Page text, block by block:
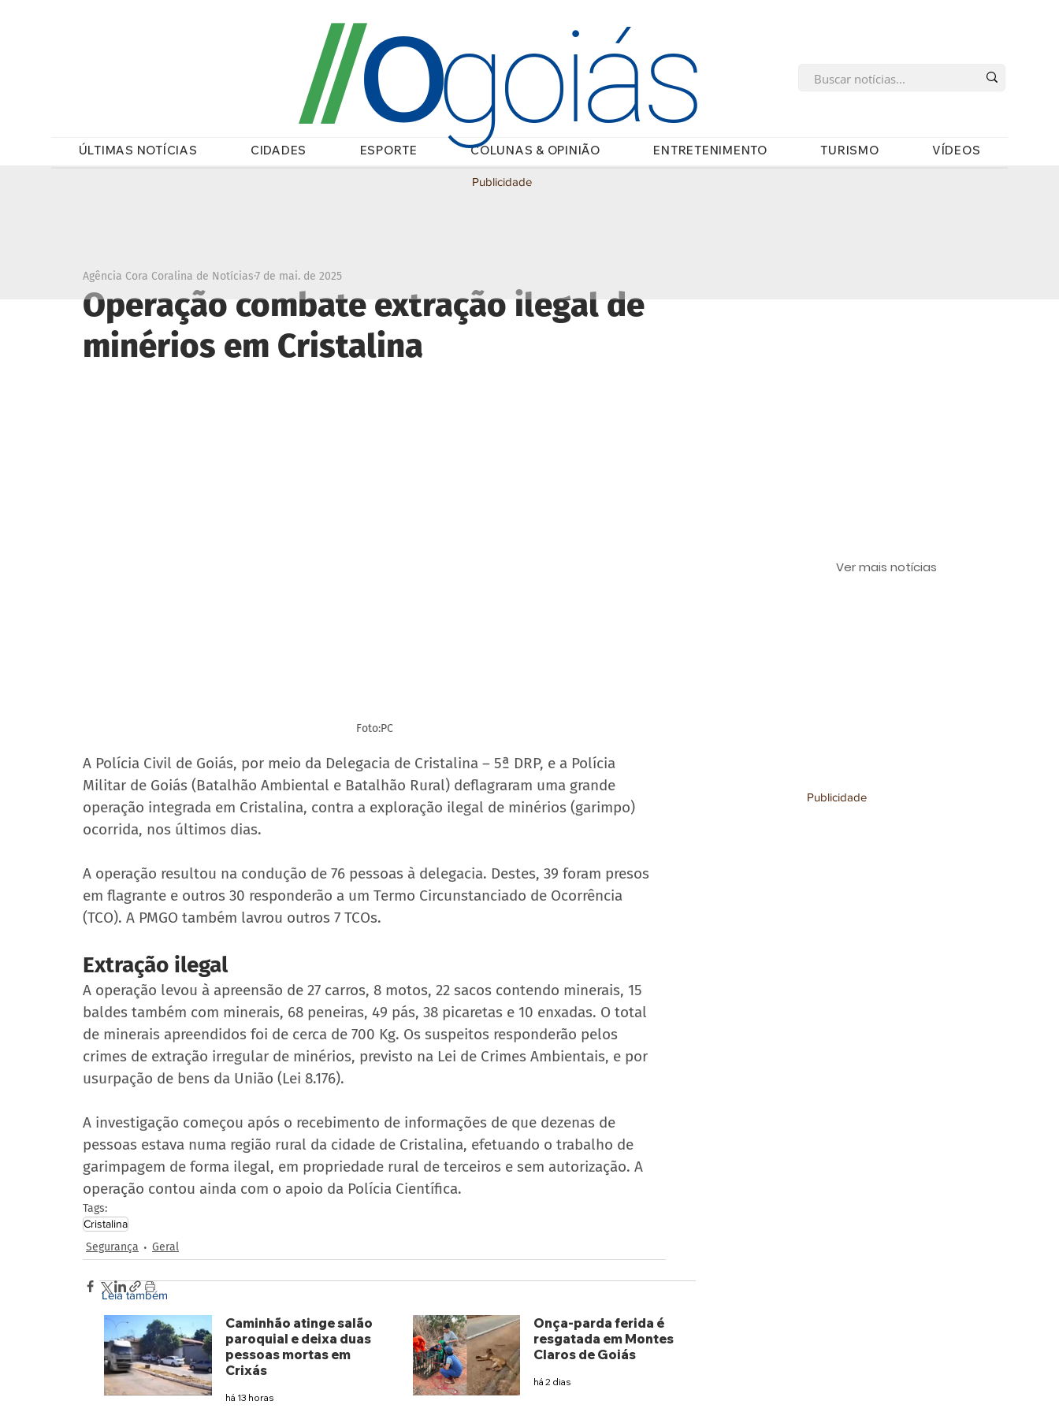
ÚLTIMAS NOTÍCIAS CIDADES ESPORTE COLUNAS & OPINIÃO ENTRETENIMENTO TURISMO VÍDEOS
//Ogoiás
Operação combate extração ilegal de
minérios em Cristalina
Agência Cora Coralina de Notícias7 de mai. de 2025
Foto:PC
A Polícia Civil de Goiás, por meio da Delegacia de Cristalina – 5ª DRP, e a Polícia
Militar de Goiás (Batalhão Ambiental e Batalhão Rural) deflagraram uma grande
operação integrada em Cristalina, contra a exploração ilegal de minérios (garimpo)
ocorrida, nos últimos dias.
A operação resultou na condução de 76 pessoas à delegacia. Destes, 39 foram presos
em flagrante e outros 30 responderão a um Termo Circunstanciado de Ocorrência
(TCO). A PMGO também lavrou outros 7 TCOs.
Extração ilegal
A operação levou à apreensão de 27 carros, 8 motos, 22 sacos contendo minerais, 15
baldes também com minerais, 68 peneiras, 49 pás, 38 picaretas e 10 enxadas. O total
de minerais apreendidos foi de cerca de 700 Kg. Os suspeitos responderão pelos
crimes de extração irregular de minérios, previsto na Lei de Crimes Ambientais, e por
usurpação de bens da União (Lei 8.176).
A investigação começou após o recebimento de informações de que dezenas de
pessoas estava numa região rural da cidade de Cristalina, efetuando o trabalho de
garimpagem de forma ilegal, em propriedade rural de terceiros e sem autorização. A
operação contou ainda com o apoio da Polícia Científica.
Tags:
Cristalina
Segurança Geral
Publicidade
Publicidade
Ver mais notícias
Leia também
Caminhão atinge salão
paroquial e deixa duas
pessoas mortas em
Crixás
há 13 horas
Onça-parda ferida é
resgatada em Montes
Claros de Goiás
há 2 dias